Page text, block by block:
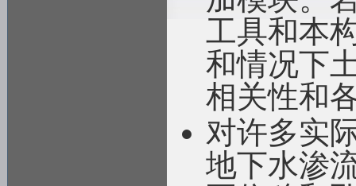
工具和本
和情况下
相关性和
对许多实
地下水渗